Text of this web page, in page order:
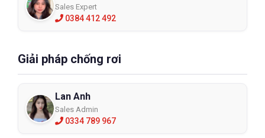
Sales Expert
0384 412 492
Giải pháp chống rơi
Lan Anh
Sales Admin
0334 789 967